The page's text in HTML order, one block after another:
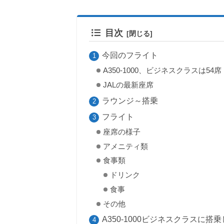
目次
今回のフライト
A350-1000、ビジネスクラスは54席
JALの最新座席
ラウンジ～搭乗
フライト
座席の様子
アメニティ類
食事類
ドリンク
食事
その他
A350-1000ビジネスクラスに搭乗